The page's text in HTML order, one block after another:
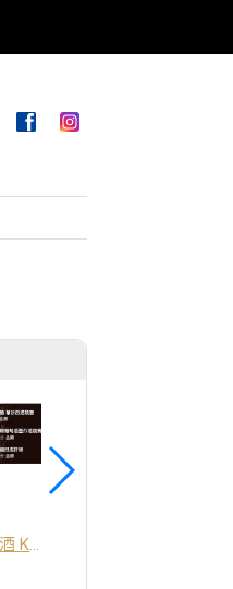
肯亞冷萃咖啡酒 Kenya Coffee Brew